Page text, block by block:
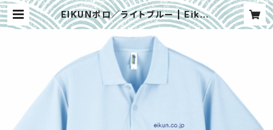
EIKUNポロ／ライトブルー | Eikun
brew Shop